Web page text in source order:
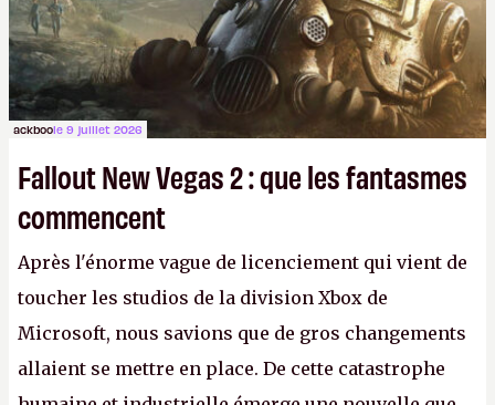
ackboole 9 juillet 2026
Fallout New Vegas 2 : que les fantasmes
commencent
Après l'énorme vague de licenciement qui vient de
toucher les studios de la division Xbox de
Microsoft, nous savions que de gros changements
allaient se mettre en place. De cette catastrophe